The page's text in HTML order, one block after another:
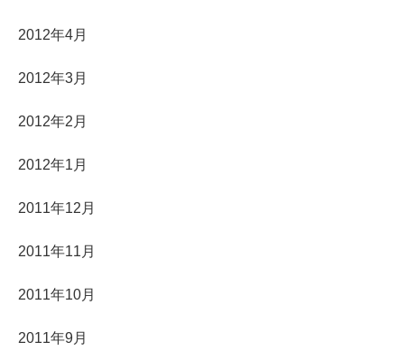
2012年4月
2012年3月
2012年2月
2012年1月
2011年12月
2011年11月
2011年10月
2011年9月